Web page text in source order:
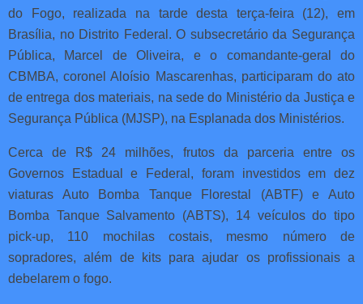
do Fogo, realizada na tarde desta terça-feira (12), em
Brasília, no Distrito Federal. O subsecretário da Segurança
Pública, Marcel de Oliveira, e o comandante-geral do
CBMBA, coronel Aloísio Mascarenhas, participaram do ato
de entrega dos materiais, na sede do Ministério da Justiça e
Segurança Pública (MJSP), na Esplanada dos Ministérios.
Cerca de R$ 24 milhões, frutos da parceria entre os
Governos Estadual e Federal, foram investidos em dez
viaturas Auto Bomba Tanque Florestal (ABTF) e Auto
Bomba Tanque Salvamento (ABTS), 14 veículos do tipo
pick-up, 110 mochilas costais, mesmo número de
sopradores, além de kits para ajudar os profissionais a
debelarem o fogo.